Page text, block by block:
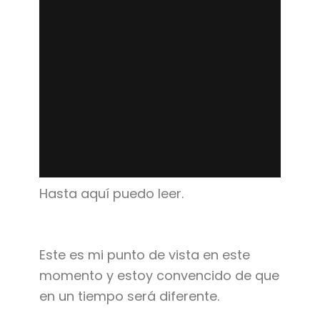
Hasta aquí puedo leer.
Este es mi punto de vista en este
momento y estoy convencido de que
en un tiempo será diferente.